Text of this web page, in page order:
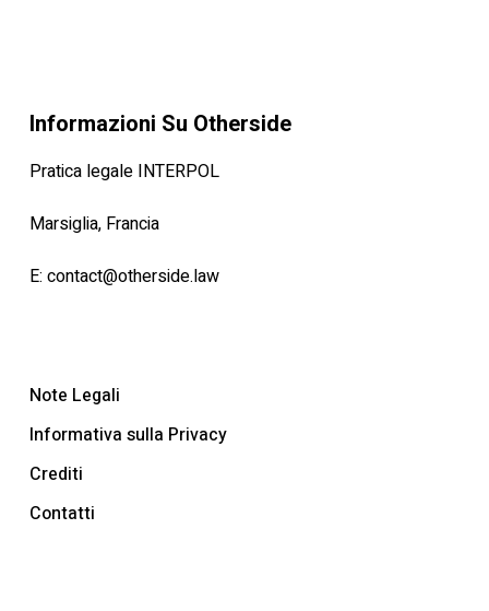
Informazioni Su Otherside
Pratica legale INTERPOL
Marsiglia, Francia
E: contact@otherside.law
Note Legali
Informativa sulla Privacy
Crediti
Contatti